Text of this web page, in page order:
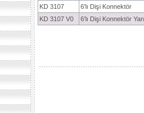
KD 3107 6′lı Dişi Konnektör
KD 3107 V0
6′lı Dişi Konnektör